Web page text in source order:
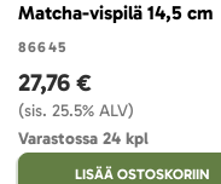
Matcha-vispilä 14,5 cm
86645
27,76 €
(sis. 25.5% ALV)
Varastossa 24 kpl
LISÄÄ OSTOSKORIIN